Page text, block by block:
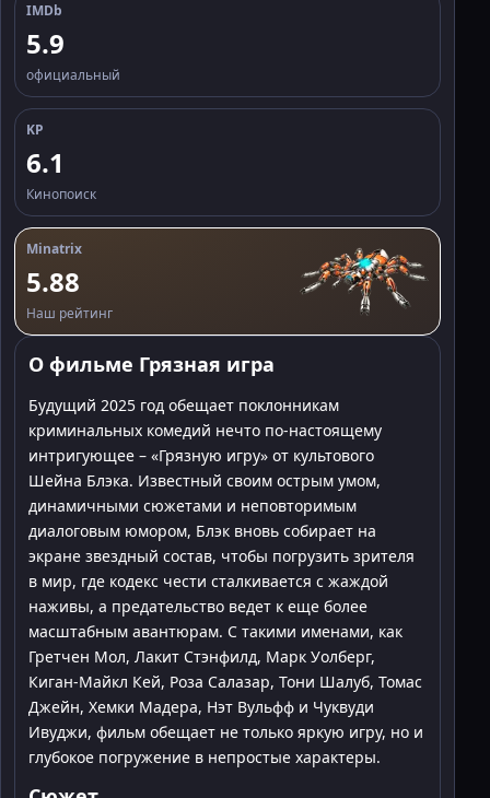
IMDb
5.9
официальный
KP
6.1
Кинопоиск
Minatrix
5.88
Наш рейтинг
О фильме Грязная игра
Будущий 2025 год обещает поклонникам
криминальных комедий нечто по-настоящему
интригующее – «Грязную игру» от культового
Шейна Блэка. Известный своим острым умом,
динамичными сюжетами и неповторимым
диалоговым юмором, Блэк вновь собирает на
экране звездный состав, чтобы погрузить зрителя
в мир, где кодекс чести сталкивается с жаждой
наживы, а предательство ведет к еще более
масштабным авантюрам. С такими именами, как
Гретчен Мол, Лакит Стэнфилд, Марк Уолберг,
Киган-Майкл Кей, Роза Салазар, Тони Шалуб, Томас
Джейн, Хемки Мадера, Нэт Вульфф и Чуквуди
Ивуджи, фильм обещает не только яркую игру, но и
глубокое погружение в непростые характеры.